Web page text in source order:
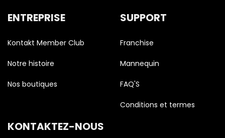
ENTREPRISE
Kontakt Member Club
Notre histoire
Nos boutiques
SUPPORT
Franchise
Mannequin
FAQ'S
Conditions et termes
KONTAKTEZ-NOUS